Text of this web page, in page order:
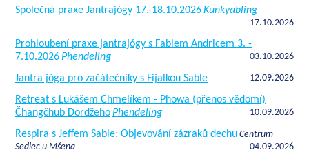
Společná praxe Jantrajógy 17.-18.10.2026Kunkyabling
17.10.2026
Prohloubení praxe jantrajógy s Fabiem Andricem 3. -
7.10.2026Phendeling 03.10.2026
Jantra jóga pro začátečníky s Fijalkou Sable 12.09.2026
Retreat s Lukášem Chmelíkem - Phowa (přenos vědomí)
Čhangčhub DordžehoPhendeling 10.09.2026
Respira s Jeffem Sable: Objevování zázraků dechu Centrum
Sedlec u Mšena
04.09.2026